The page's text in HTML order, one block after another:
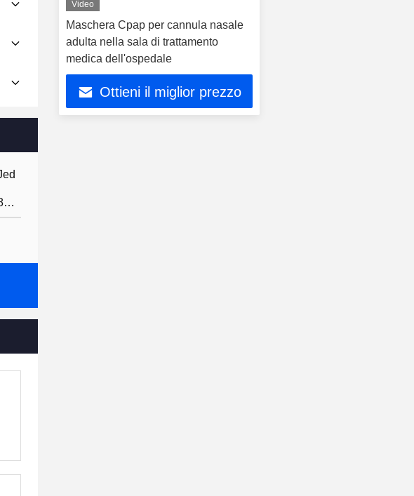
+86-021-57620800
Video
Maschera Cpap per cannula nasale
adulta nella sala di trattamento
medica dell'ospedale
Ottieni il miglior prezzo